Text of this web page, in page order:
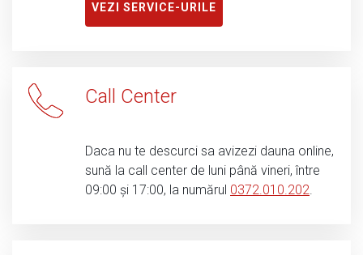
VEZI SERVICE-URILE
Call Center
Daca nu te descurci sa avizezi dauna online,
sună la call center de luni până vineri, între
09:00 și 17:00, la numărul 0372.010.202.